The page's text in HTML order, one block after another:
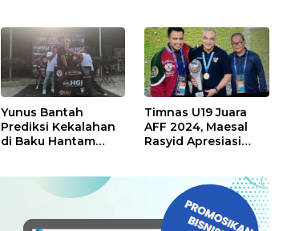
Polri Raih 8 Emas
Yunus Bantah
Prediksi Kekalahan
di Baku Hantam
Timnas U19 Juara
AFF 2024, Maesal
Rasyid Apresiasi